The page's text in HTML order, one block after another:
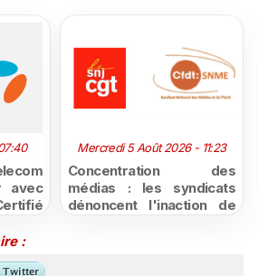
avec
Mercredi 5 Août 2026 - 11:23
Concentration des
médias : les syndicats
dénoncent l'inaction de
: